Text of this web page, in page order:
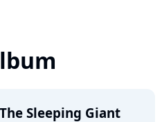
The Sleeping Giant